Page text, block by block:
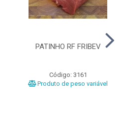
PATINHO RF FRIBEV
Código: 3161
Produto de peso variável